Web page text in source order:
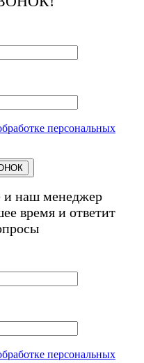
персональных
и наш менеджер
время и ответит
персональных